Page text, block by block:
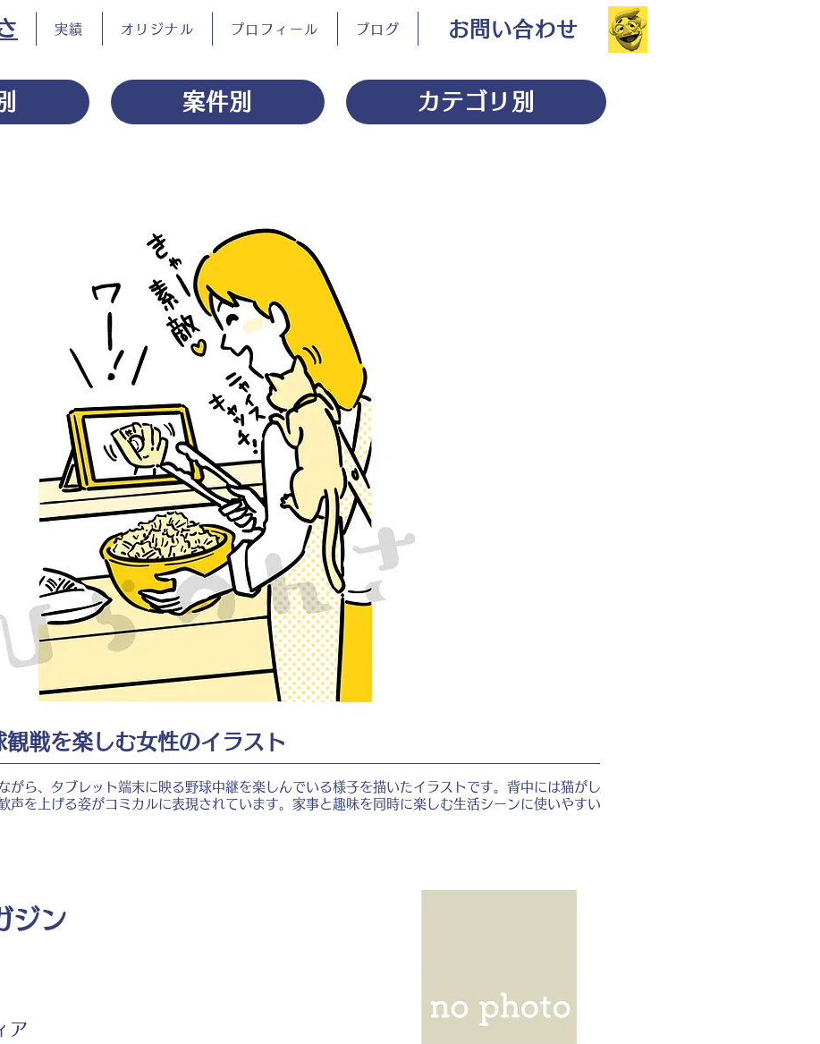
実績 オリジナル プロフィール ブログ お問い合わせ
案件別 カテゴリ別
戦を楽しむ女性のイラスト
がら、タブレット端末に映る野球中継を楽しんでいる様子を描いたイラストです。背中には猫がし
声を上げる姿がコミカルに表現されています。家事と趣味を同時に楽しむ生活シーンに使いやすい
ジン
ア